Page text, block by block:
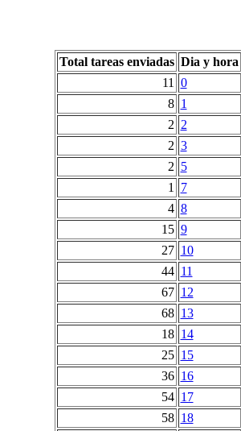
Total tareas enviadas Dia y hora
11
0
8 1
2 2
2 3
2 5
1
7
4 8
15 9
27 10
44 11
67 12
68 13
18 14
25 15
36 16
54 17
58 18